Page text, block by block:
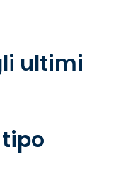
ultimi